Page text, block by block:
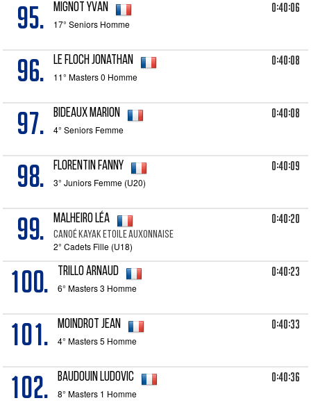
95. MIGNOT Yvan
17° Seniors Homme
0:40:06
96. LE FLOCH Jonathan
11° Masters 0 Homme
0:40:08
97. BIDEAUX Marion
4° Seniors Femme
0:40:08
98. FLORENTIN Fanny
3° Juniors Femme (U20)
0:40:09
99. MALHEIRO Léa
Canoé Kayak Etoile Auxonnaise
2° Cadets Fille (U18)
0:40:20
100. TRILLO Arnaud
6° Masters 3 Homme
0:40:23
101. MOINDROT Jean
4° Masters 5 Homme
0:40:33
102. BAUDOUIN Ludovic
8° Masters 1 Homme
0:40:36